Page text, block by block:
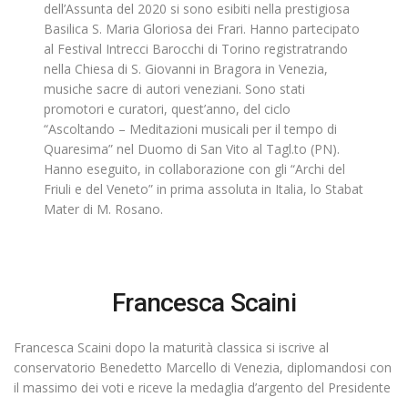
dell’Assunta del 2020 si sono esibiti nella prestigiosa
Basilica S. Maria Gloriosa dei Frari. Hanno partecipato
al Festival Intrecci Barocchi di Torino registratrando
nella Chiesa di S. Giovanni in Bragora in Venezia,
musiche sacre di autori veneziani. Sono stati
promotori e curatori, quest’anno, del ciclo
“Ascoltando – Meditazioni musicali per il tempo di
Quaresima” nel Duomo di San Vito al Tagl.to (PN).
Hanno eseguito, in collaborazione con gli “Archi del
Friuli e del Veneto” in prima assoluta in Italia, lo Stabat
Mater di M. Rosano.
Francesca Scaini
Francesca Scaini dopo la maturità classica si iscrive al
conservatorio Benedetto Marcello di Venezia, diplomandosi con
il massimo dei voti e riceve la medaglia d’argento del Presidente